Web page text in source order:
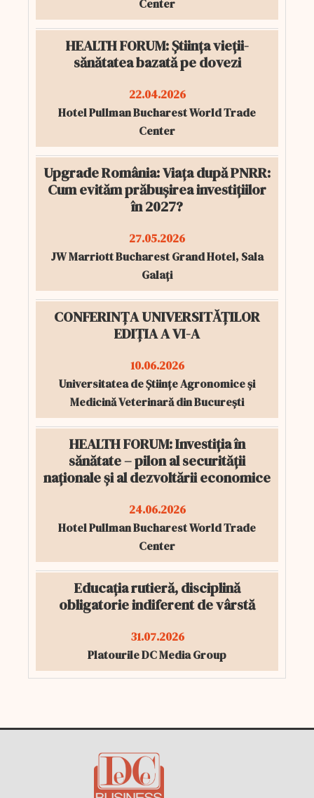
Center
HEALTH FORUM: Știința vieții-
sănătatea bazată pe dovezi
22.04.2026
Hotel Pullman Bucharest World Trade
Center
Upgrade România: Viața după PNRR:
Cum evităm prăbușirea investițiilor
în 2027?
27.05.2026
JW Marriott Bucharest Grand Hotel, Sala
Galați
CONFERINȚA UNIVERSITĂȚILOR
EDIȚIA A VI-A
10.06.2026
Universitatea de Științe Agronomice și
Medicină Veterinară din București
HEALTH FORUM: Investiția în
sănătate – pilon al securității
naționale și al dezvoltării economice
24.06.2026
Hotel Pullman Bucharest World Trade
Center
Educația rutieră, disciplină
obligatorie indiferent de vârstă
31.07.2026
Platourile DC Media Group